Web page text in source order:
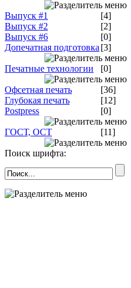
Выпуск #1
[4]
Выпуск #2
[2]
Выпуск #6
[0]
Допечатная подготовка [3]
Печатные технологии [0]
Офсетная печать
[36]
Глубокая печать
[12]
Postpress
[0]
ГОСТ, ОСТ [11]
Поиск шрифта: